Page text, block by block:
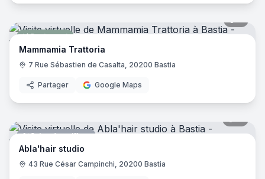
Restaurant
Mammamia Trattoria
7 Rue Sébastien de Casalta, 20200 Bastia
Partager Google Maps
Salon de coiffure
Abla'hair studio
43 Rue César Campinchi, 20200 Bastia